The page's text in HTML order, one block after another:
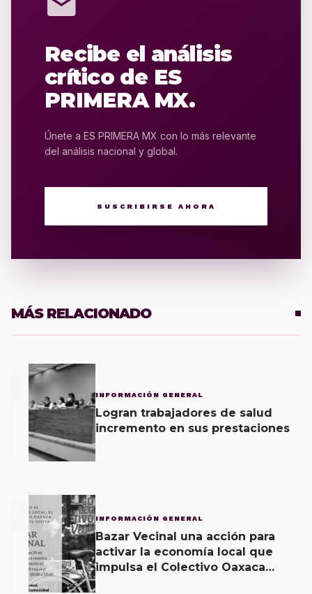
Recibe el análisis
crítico de ES
PRIMERA MX.
Únete a ES PRIMERA MX con lo más relevante
del análisis nacional y global.
SUSCRIBIRSE AHORA
MÁS RELACIONADO
INFORMACIÓN GENERAL
Logran trabajadores de salud
incremento en sus prestaciones
2 INFORMACIÓN GENERAL
Bazar Vecinal una acción para
activar la economía local que
impulsa el Colectivo Oaxaca